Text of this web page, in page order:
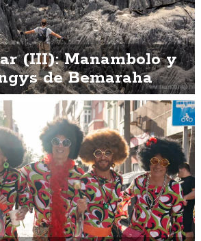
(III): Manambolo y
de Bemaraha